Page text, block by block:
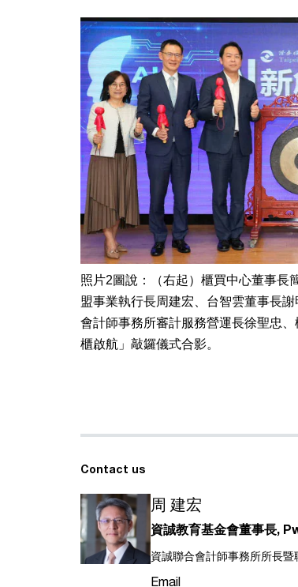
照片2圖說：（右起）櫃買中心董事長
盟事業執行長周建宏、台智雲董事長
會計師事務所審計服務營運長徐聖忠
櫃啟航」敲鑼儀式合影。
Contact us
周 建宏
資誠教育基金會董事長,
資誠聯合會計師事務所所長
Email